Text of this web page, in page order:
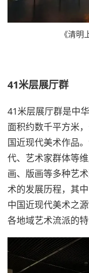
《清
41米层展厅群
41米层展厅群是中
面积约数千平方米
国近现代美术作品
代、艺术家群体等
画、版画等多种艺
术的发展历程，其
中国近现代美术之
各地域艺术流派的特